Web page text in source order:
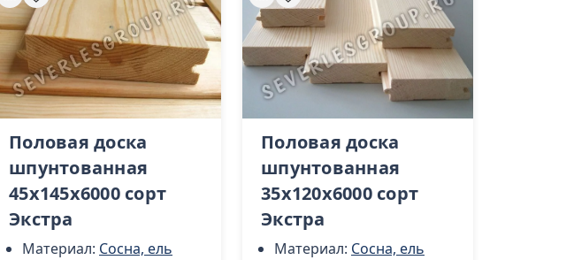
Половая доска
шпунтованная
45х145х6000 сорт
Экстра
Материал: Сосна, ель
Половая доска
шпунтованная
35х120х6000 сорт
Экстра
Материал: Сосна, ель